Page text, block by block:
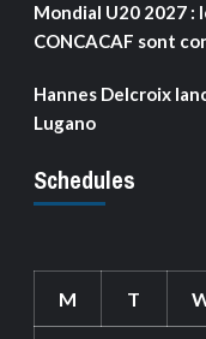
Mondial U20 2027 :
CONCACAF sont
Hannes Delcroix
Lugano
Schedules
M T